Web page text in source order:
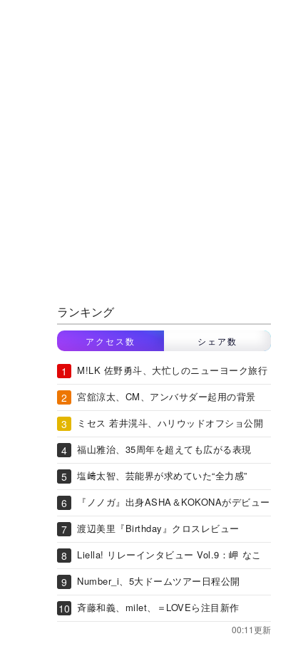
ランキング
アクセス数 シェア数
M!LK 佐野勇斗、大忙しのニューヨーク旅行
宮舘涼太、CM、アンバサダー起用の背景
ミセス 若井滉斗、ハリウッドオフショ公開
福山雅治、35周年を超えても広がる表現
塩﨑太智、芸能界が求めていた“全力感”
『ノノガ』出身ASHA＆KOKONAがデビュー
渡辺美里『Birthday』クロスレビュー
Liella! リレーインタビュー Vol.9：岬 なこ
Number_i、5大ドームツアー日程公開
斉藤和義、milet、＝LOVEら注目新作
00:11更新